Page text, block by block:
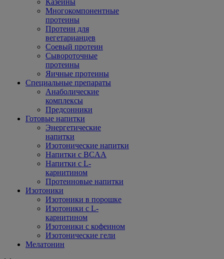
Казеины
Многокомпонентные
протеины
Протеин для
вегетарианцев
Соевый протеин
Сывороточные
протеины
Яичные протеины
Специальные препараты
Анаболические
комплексы
Предсонники
Готовые напитки
Энергетические
напитки
Изотонические напитки
Напитки с BCAA
Напитки с L-
карнитином
Протеиновые напитки
Изотоники
Изотоники в порошке
Изотоники с L-
карнитином
Изотоники с кофеином
Изотонические гели
Мелатонин